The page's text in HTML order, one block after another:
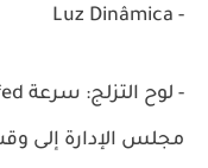
- Luz Dinâmica
- لوح التزلج: سرعة nerfed ؛
مجلس الإدارة إلى